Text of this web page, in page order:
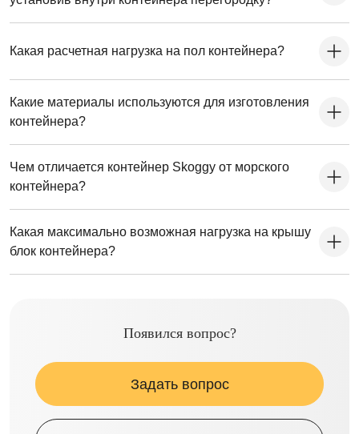
Какая расчетная нагрузка на пол контейнера?
Какие материалы используются для изготовления
контейнера?
Чем отличается контейнер Skoggy от морского
контейнера?
Какая максимально возможная нагрузка на крышу
блок контейнера?
Появился вопрос?
Задать вопрос